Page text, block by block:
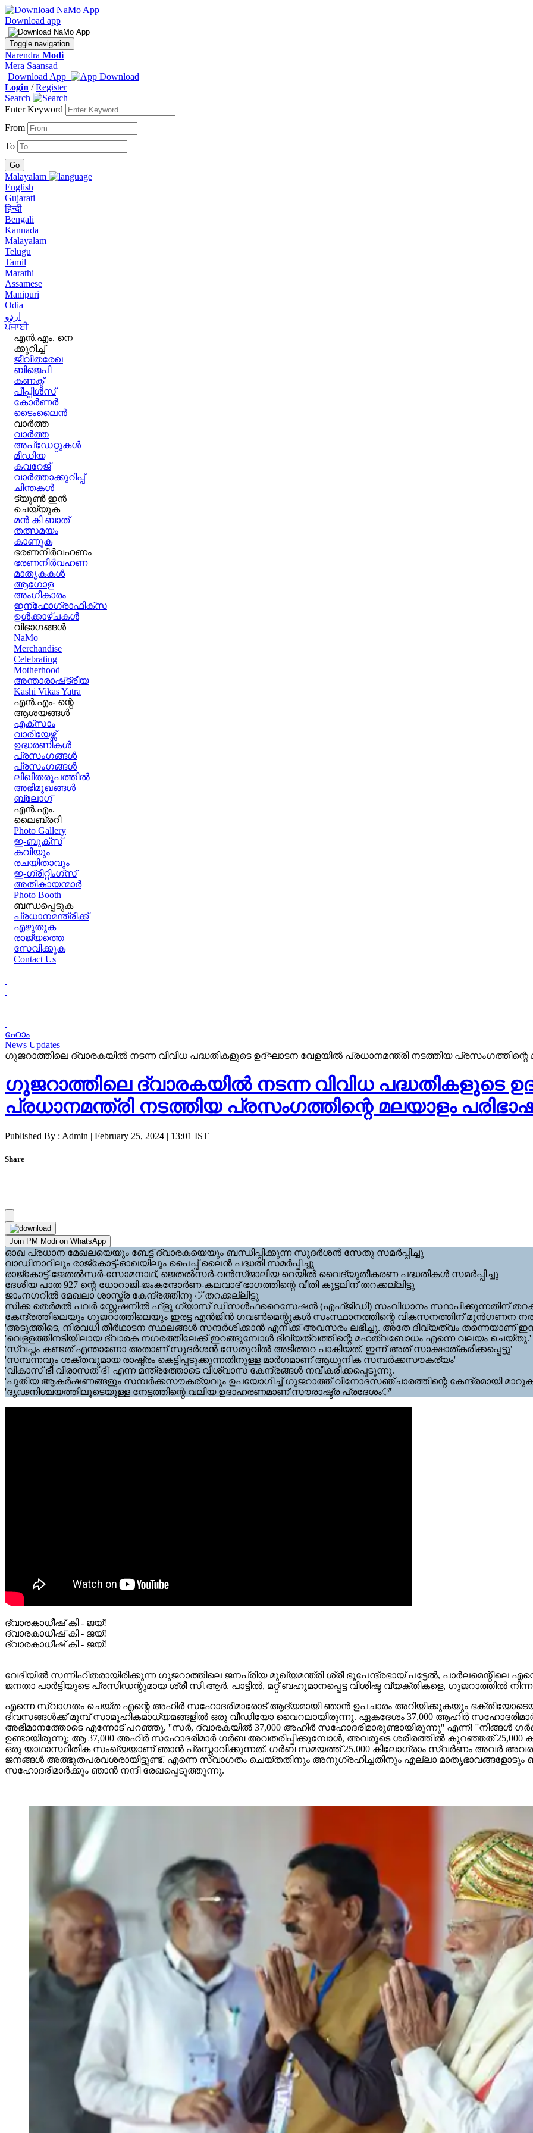
Download app
Toggle navigation
Narendra Modi
Mera Saansad
Download App
Login /Register
Search
Enter Keyword
From
To
Malayalam
English
Gujarati
हिन्दी
Bengali
Kannada
Malayalam
Telugu
Tamil
Marathi
Assamese
Manipuri
Odia
اردو
ਪੰਜਾਬੀ
എൻ.എം. നെ
ക്കുറിച്ച്
ജീവിതരേഖ
ബിജെപി
കണക്ട്
പീപ്പിൾസ്
കോർണർ
ടൈംലൈൻ
വാർത്ത
വാർത്ത
അപ്ഡേറ്റുകൾ
മീഡിയ
കവറേജ്
വാർത്താക്കുറിപ്പ്
ചിന്തകൾ
ട്യൂൺ ഇൻ
ചെയ്യുക
മൻ കി ബാത്
തത്സമയം
കാണുക
ഭരണനിര്‍വഹണം
ഭരണനിര്‍വഹണ
മാതൃകകൾ
ആഗോള
അംഗീകാരം
ഇന്ഫോഗ്രാഫിക്സ
ഉള്‍ക്കാഴ്‌ചകൾ
വിഭാഗങ്ങൾ
NaMo
Merchandise
Celebrating
Motherhood
അന്താരാഷ്‌ട്രീയ
Kashi Vikas Yatra
എൻ.എം- ന്റെ
ആശയങ്ങൾ
എക്സാം
വാരിയേഴ്സ്
ഉദ്ധരണികള്‍
പ്രസംഗങ്ങള്‍
പ്രസംഗങ്ങൾ
ലിഖിതരൂപത്തിൽ
അഭിമുഖങ്ങൾ
ബ്ലോഗ്
എൻ.എം.
ലൈബ്രറി
Photo Gallery
ഇ-ബുക്‌സ്
കവിയും
രചയിതാവും
ഇ-ഗ്രീറ്റിംഗ്‌സ്
അതികായന്മാർ
Photo Booth
ബന്ധപ്പെടുക
പ്രധാനമന്ത്രിക്ക്
എഴുതുക
രാജ്യത്തെ
സേവിക്കുക
Contact Us
ഹോം
News Updates
ഗുജറാത്തിലെ ദ്വാരകയില്‍ നടന്ന വിവിധ പദ്ധതികളുടെ ഉദ്ഘാടന വേളയില്‍ പ്രധാനമന്ത്രി നടത്തിയ പ്രസംഗത്തിന്റെ
ഗുജറാത്തിലെ ദ്വാരകയില്‍ നടന്ന വിവിധ പദ്ധതികളുടെ
പ്രധാനമന്ത്രി നടത്തിയ പ്രസംഗത്തിന്റെ മലയാളം
Published By : Admin | February 25, 2024 | 13:01 IST
Share
Join PM Modi on WhatsApp
ഓഖ പ്രധാന മേഖലയെയും ബേട്ട് ദ്വാരകയെയും ബന്ധിപ്പിക്കുന്ന സുദര്‍ശന്‍ സേതു സമര്‍പ്പിച്ചു
വാഡിനാറിലും രാജ്‌കോട്ട്-ഓഖയിലും പൈപ്പ് ലൈന്‍ പദ്ധതി സമര്‍പ്പിച്ചു
രാജ്കോട്ട്-ജേതല്‍സര്‍-സോമനാഥ്, ജെതല്‍സര്‍-വന്‍സ്ജാലിയ റെയില്‍ വൈദ്യുതീകരണ പദ്ധതികള്‍ സമര്‍പ്പിച്ചു
ദേശീയ പാത 927 ന്റെ ധോറാജി-ജംകന്ദോര്‍ണ-കലവാദ് ഭാഗത്തിന്റെ വീതി കൂട്ടലിന് തറക്കല്ലിട്ടു
ജാംനഗറില്‍ മേഖലാ ശാസ്ത്ര കേന്ദ്രത്തിനു ് തറക്കല്ലിട്ടു
സിക്ക തെര്‍മല്‍ പവര്‍ സ്റ്റേഷനില്‍ ഫ്ളൂ ഗ്യാസ് ഡിസള്‍ഫറൈസേഷന്‍ (എഫ്ജിഡി) സംവിധാനം സ്ഥാപിക്കുന്നതിന്
കേന്ദ്രത്തിലെയും ഗുജറാത്തിലെയും ഇരട്ട എന്‍ജിന്‍ ഗവണ്‍മെന്റുകള്‍ സംസ്ഥാനത്തിന്റെ വികസനത്തിന് മുന്‍ഗണന
'അടുത്തിടെ, നിരവധി തീര്‍ഥാടന സ്ഥലങ്ങള്‍ സന്ദര്‍ശിക്കാന്‍ എനിക്ക് അവസരം ലഭിച്ചു. അതേ ദിവ്യത്വം തന്നെയാണ്
'വെളളത്തിനടിയിലായ ദ്വാരക നഗരത്തിലേക്ക് ഇറങ്ങുമ്പോള്‍ ദിവ്യത്വത്തിന്റെ മഹത്വബോധം എന്നെ വലയം ചെയ്തു.'
'സ്വപ്നം കണ്ടത് എന്താണോ അതാണ് സുദര്‍ശന്‍ സേതുവില്‍ അടിത്തറ പാകിയത്, ഇന്ന് അത് സാക്ഷാത്കരിക്കപ്പെട്ടു'
'സമ്പന്നവും ശക്തവുമായ രാഷ്ട്രം കെട്ടിപ്പടുക്കുന്നതിനുള്ള മാര്‍ഗമാണ് ആധുനിക സമ്പര്‍ക്കസൗകര്യം'
'വികാസ് ഭീ വിരാസത് ഭി' എന്ന മന്ത്രത്തോടെ വിശ്വാസ കേന്ദ്രങ്ങള്‍ നവീകരിക്കപ്പെടുന്നു.
'പുതിയ ആകര്‍ഷണങ്ങളും സമ്പര്‍ക്കസൗകര്യവും ഉപയോഗിച്ച് ഗുജറാത്ത് വിനോദസഞ്ചാരത്തിന്റെ കേന്ദ്രമായി
'ദൃഢനിശ്ചയത്തിലൂടെയുള്ള നേട്ടത്തിന്റെ വലിയ ഉദാഹരണമാണ് സൗരാഷ്ട്ര പ്രദേശം്'
ദ്വാരകാധീഷ് കി - ജയ്!
ദ്വാരകാധീഷ് കി - ജയ്!
ദ്വാരകാധീഷ് കി - ജയ്!
വേദിയില്‍ സന്നിഹിതരായിരിക്കുന്ന ഗുജറാത്തിലെ ജനപ്രിയ മുഖ്യമന്ത്രി ശ്രീ ഭൂപേന്ദ്രഭായ് പട്ടേല്‍,
ജനതാ പാര്‍ട്ടിയുടെ പ്രസിഡന്റുമായ ശ്രീ സി.ആര്‍. പാട്ടീല്‍, മറ്റ് ബഹുമാനപ്പെട്ട വിശിഷ്ട വ്യക്തികളെ, ഗുജറാത്തില്‍
എന്നെ സ്വാഗതം ചെയ്ത എന്റെ അഹിര്‍ സഹോദരിമാരോട് ആദ്യമായി ഞാന്‍ ഉപചാരം അറിയിക്കുകയും
ദിവസങ്ങള്‍ക്ക് മുമ്പ് സാമൂഹികമാധ്യമങ്ങളില്‍ ഒരു വീഡിയോ വൈറലായിരുന്നു. ഏകദേശം 37,000 ആഹിര്‍
അഭിമാനത്തോടെ എന്നോട് പറഞ്ഞു, ''സര്‍, ദ്വാരകയില്‍ 37,000 അഹിര്‍ സഹോദരിമാരുണ്ടായിരുന്നു'' എന്ന്! ''നിങ്ങള്‍
ഉണ്ടായിരുന്നു; ആ 37,000 അഹിര്‍ സഹോദരിമാര്‍ ഗര്‍ബ അവതരിപ്പിക്കുമ്പോള്‍, അവരുടെ ശരീരത്തില്‍ കുറഞ്ഞത്
ഒരു യാഥാസ്ഥിതിക സംഖ്യയാണ് ഞാന്‍ പ്രസ്താവിക്കുന്നത്. ഗര്‍ബ സമയത്ത് 25,000 കിലോഗ്രാം സ്വര്‍ണം അവര്‍
ജനങ്ങള്‍ അത്ഭുതപരവശരായിട്ടുണ്ട്. എന്നെ സ്വാഗതം ചെയ്തതിനും അനുഗ്രഹിച്ചതിനും എല്ലാ മാതൃഭാവങ്ങളോടും
സഹോദരിമാര്‍ക്കും ഞാന്‍ നന്ദി രേഖപ്പെടുത്തുന്നു.